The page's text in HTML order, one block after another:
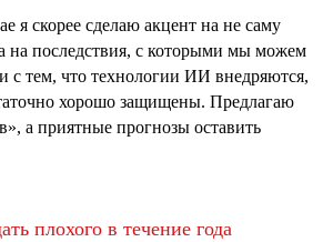
я скорее сделаю акцент на не саму
на последствия, с которыми мы можем
с тем, что технологии ИИ внедряются,
хорошо защищены. Предлагаю
а приятные прогнозы оставить
плохого в течение года